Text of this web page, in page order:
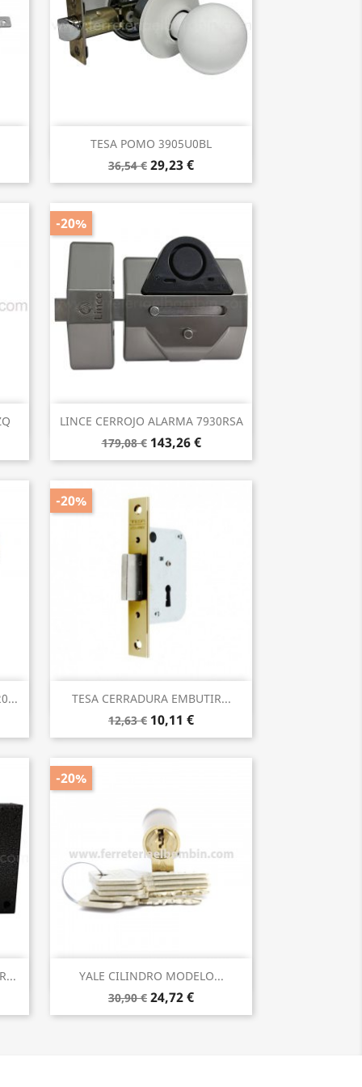
TESA POMO 3905U0BL
36,54 € 29,23 €
Vista rápida
LINCE CERROJO ALARMA 7930RSA
179,08 € 143,26 €
-20%
Vista rápida
TESA CERRADURA EMBUTIR...
12,63 € 10,11 €
-20%
Vista rápida
YALE CILINDRO MODELO...
30,90 € 24,72 €
-20%
Vista rápida